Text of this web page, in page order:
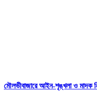
মৌলভীবাজারে আইন-শৃঙ্খলা ও মাদক